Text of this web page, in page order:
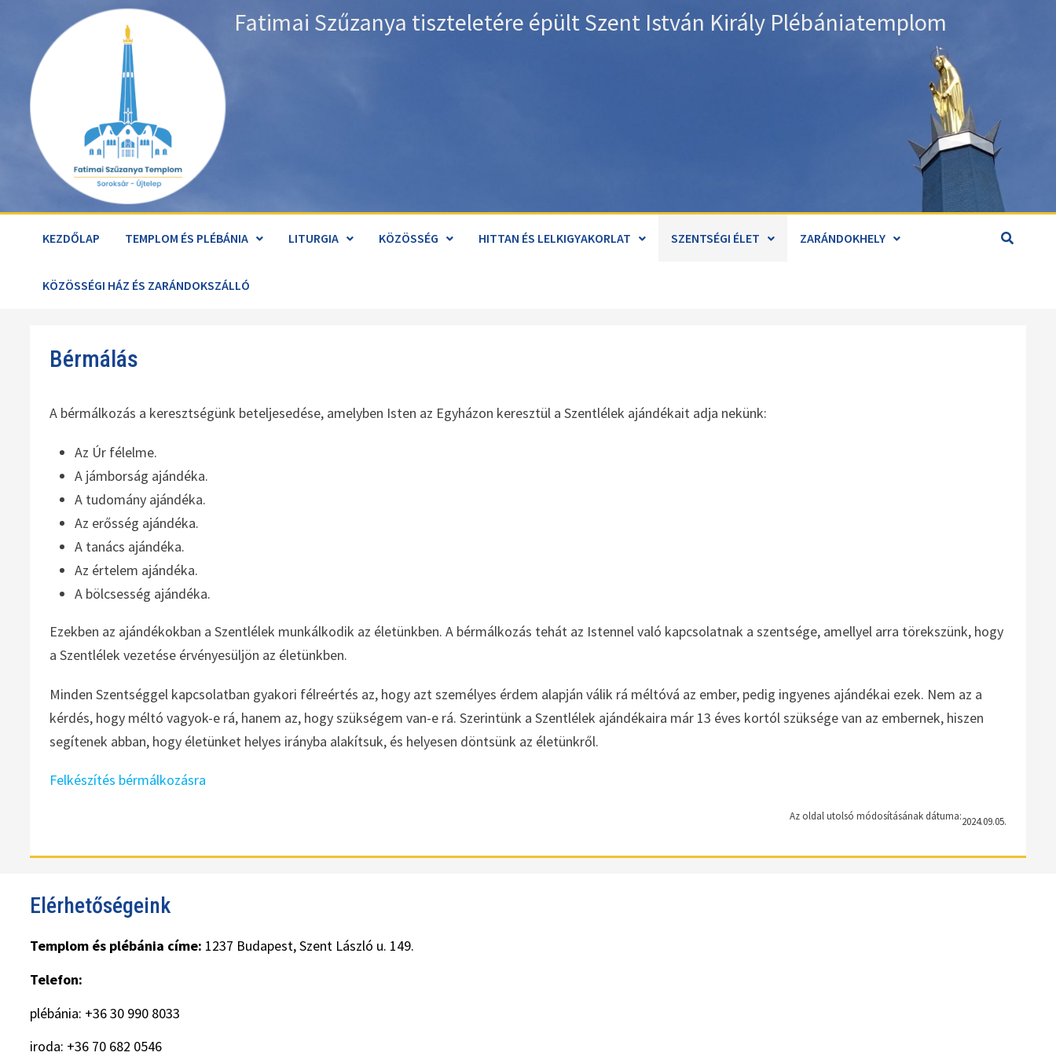
Fatimai Szűzanya tiszteletére épült Szent István Király Plébániatemplom
KEZDŐLAP TEMPLOM ÉS PLÉBÁNIA LITURGIA KÖZÖSSÉG HITTAN ÉS LELKIGYAKORLAT SZENTSÉGI ÉLET ZARÁNDOKHELY
KÖZÖSSÉGI HÁZ ÉS ZARÁNDOKSZÁLLÓ
Bérmálás
A bérmálkozás a keresztségünk beteljesedése, amelyben Isten az Egyházon keresztül a Szentlélek ajándékait adja nekünk:
Az Úr félelme.
A jámborság ajándéka.
A tudomány ajándéka.
Az erősség ajándéka.
A tanács ajándéka.
Az értelem ajándéka.
A bölcsesség ajándéka.
Ezekben az ajándékokban a Szentlélek munkálkodik az életünkben. A bérmálkozás tehát az Istennel való kapcsolatnak a szentsége, amellyel arra törekszünk, hogy
a Szentlélek vezetése érvényesüljön az életünkben.
Minden Szentséggel kapcsolatban gyakori félreértés az, hogy azt személyes érdem alapján válik rá méltóvá az ember, pedig ingyenes ajándékai ezek. Nem az a
kérdés, hogy méltó vagyok-e rá, hanem az, hogy szükségem van-e rá. Szerintünk a Szentlélek ajándékaira már 13 éves kortól szüksége van az embernek, hiszen
segítenek abban, hogy életünket helyes irányba alakítsuk, és helyesen döntsünk az életünkről.
Felkészítés bérmálkozásra
Az oldal utolsó módosításának dátuma:2024.09.05.
Elérhetőségeink
Templom és plébánia címe: 1237 Budapest, Szent László u. 149.
Telefon:
plébánia: +36 30 990 8033
iroda: +36 70 682 0546